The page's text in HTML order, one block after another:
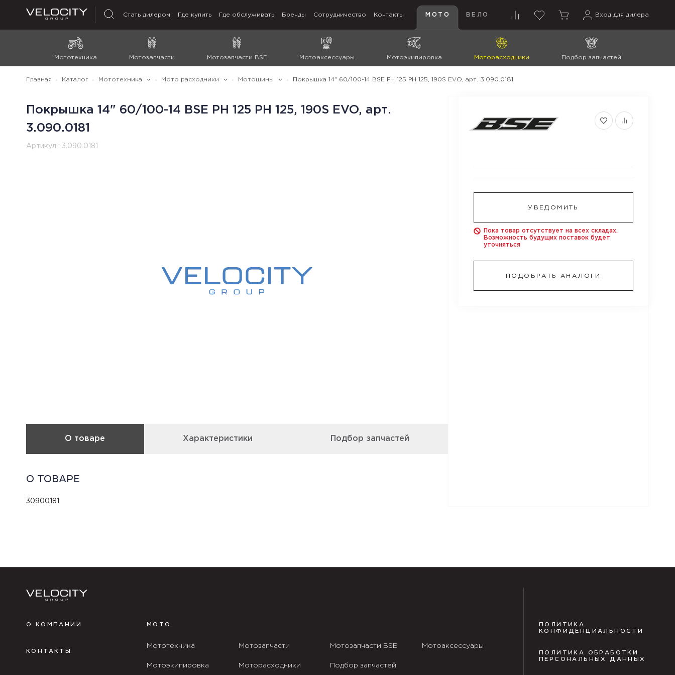
Стать дилером Где купить Где обслуживать Бренды Сотрудничество Контакты МОТО ВЕЛО Вход для дилера
Мототехника Мотозапчасти Мотозапчасти BSE Мотоаксессуары Мотоэкипировка Моторасходники Подбор запчастей
Главная Каталог Мототехника Мото расходники Мотошины Покрышка 14" 60/100-14 BSE PH 125 PH 125, 190S EVO, арт. 3.090.0181
Покрышка 14" 60/100-14 BSE PH 125 PH 125, 190S EVO, арт.
3.090.0181
Артикул : 3.090.0181
О товаре Характеристики Подбор запчастей
О ТОВАРЕ
30900181
УВЕДОМИТЬ
Пока товар отсутствует на всех складах.
Возможность будущих поставок будет
уточняться
ПОДОБРАТЬ АНАЛОГИ
О КОМПАНИИ
КОНТАКТЫ
МОТО
Мототехника Мотозапчасти Мотозапчасти BSE Мотоаксессуары
Мотоэкипировка Моторасходники Подбор запчастей
ПОЛИТИКА
КОНФИДЕНЦИАЛЬНОСТИ
ПОЛИТИКА ОБРАБОТКИ
ПЕРСОНАЛЬНЫХ ДАННЫХ